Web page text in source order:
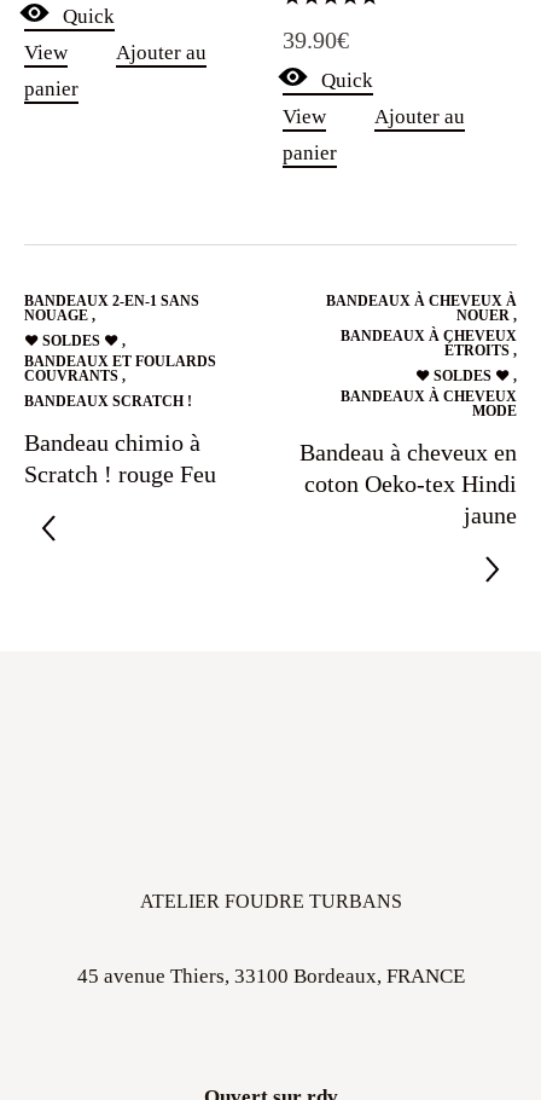
Quick
View
Ajouter au
panier
5.00
39.90€
Quick
View
Ajouter au
panier
BANDEAUX 2-EN-1 SANS
NOUAGE ,
❤️ SOLDES ❤️ ,
BANDEAUX ET FOULARDS
COUVRANTS ,
BANDEAUX SCRATCH !
Bandeau chimio à
Scratch ! rouge Feu
BANDEAUX À CHEVEUX À
NOUER ,
BANDEAUX À CHEVEUX
ÉTROITS ,
❤️ SOLDES ❤️ ,
BANDEAUX À CHEVEUX
MODE
Bandeau à cheveux en
coton Oeko-tex Hindi
jaune
ATELIER FOUDRE TURBANS
45 avenue Thiers, 33100 Bordeaux, FRANCE